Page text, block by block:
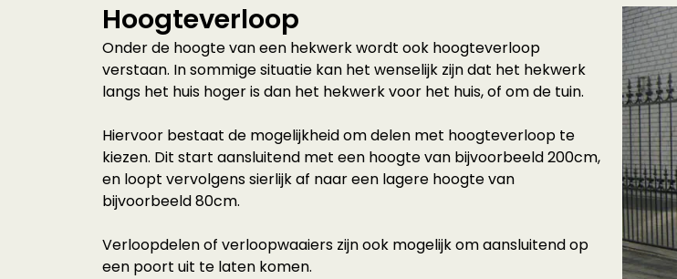
Hoogteverloop
Onder de hoogte van een hekwerk wordt ook hoogteverloop
verstaan. In sommige situatie kan het wenselijk zijn dat het hekwerk
langs het huis hoger is dan het hekwerk voor het huis, of om de tuin.
Hiervoor bestaat de mogelijkheid om delen met hoogteverloop te
kiezen. Dit start aansluitend met een hoogte van bijvoorbeeld 200cm,
en loopt vervolgens sierlijk af naar een lagere hoogte van
bijvoorbeeld 80cm.
Verloopdelen of verloopwaaiers zijn ook mogelijk om aansluitend op
een poort uit te laten komen.